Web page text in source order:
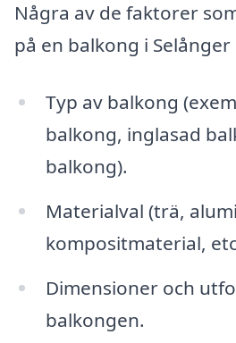
Några av de faktorer
på en balkong i
Typ av balkong
balkong, inglasad
balkong).
Materialval (trä,
kompositmaterial,
Dimensioner och
balkongen.